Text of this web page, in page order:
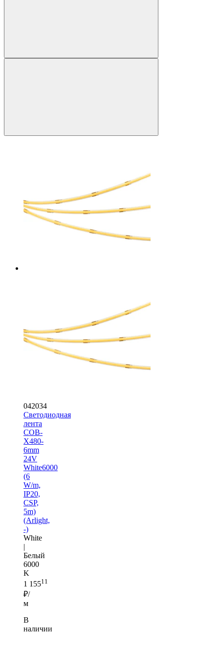
042034
Светодиодная
лента
COB-
X480-
6mm
24V
White6000
(6
W/m,
IP20,
CSP,
5m)
(Arlight,
-)
White
|
Белый
6000
K
1 15511
₽/
м
В
наличии